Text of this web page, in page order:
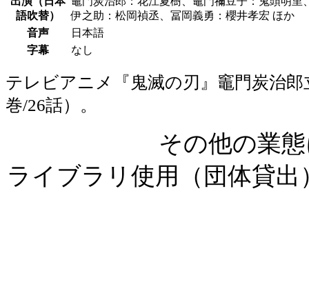
語吹替）
伊之助：松岡禎丞、冨岡義勇：櫻井孝宏 ほか
音声
日本語
字幕
なし
テレビアニメ『鬼滅の刃』竈門炭治郎
巻/26話）。
その他の業
ライブラリ使用（団体貸